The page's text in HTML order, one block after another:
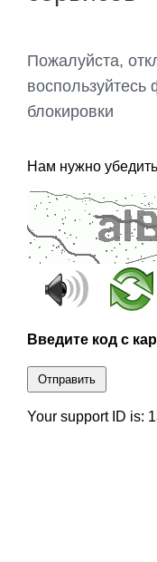
Пожалуйста,
блокировки
Нам нужно
Введите код с
Отправить
Your support ID is: